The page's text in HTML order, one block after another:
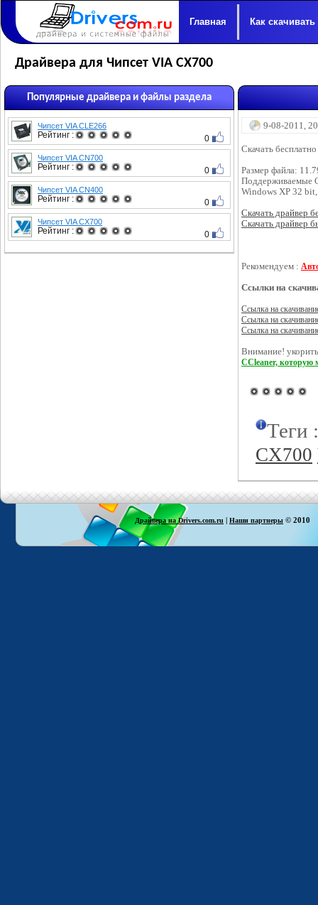
Главная Как скачивать
Драйвера для Чипсет VIA CX700
Популярные драйвера и файлы раздела
Чипсет VIA CLE266
Рейтинг : 0
Чипсет VIA CN700
Рейтинг : 0
Чипсет VIA CN400
Рейтинг : 0
Чипсет VIA CX700
Рейтинг : 0
9-08-2011,
Скачать
Размер файла:
Поддерживаемые
Windows XP 32
Скачать драйвер
Скачать драйвер
Рекомендуем :
Ссылки на
Ссылка на
Ссылка на
Ссылка на
Внимание!
CCleaner, которую
Теги
CX700
Драйвера на Drivers.com.ru | Наши партнеры © 2010